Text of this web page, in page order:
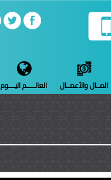
المــال والأعمــال العالـــــم اليــــوم